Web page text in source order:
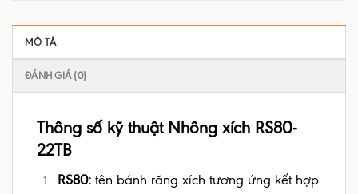
MÔ TẢ
ĐÁNH GIÁ (0)
Thông số kỹ thuật Nhông xích RS80-
22TB
RS80: tên bánh răng xích tương ứng kết hợp